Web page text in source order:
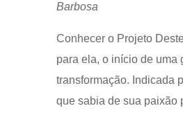
Barbosa
Conhecer o Projeto
para ela, o início de uma
transformação. Indicada
que sabia de sua paixão